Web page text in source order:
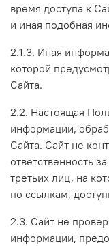
время доступа к
и иная подобная
2.1.3. Иная
которой
Сайта.
2.2. Настоящая
информации,
Сайта. Сайт не
ответственность
третьих лиц, на
по ссылкам,
2.3. Сайт не
информации,